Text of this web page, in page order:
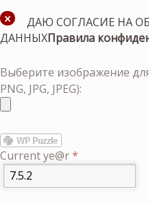
ДАЮ СОГЛАСИЕ НА
ДАННЫХПравила
Выберите изображение
PNG, JPG, JPEG):
Current ye@r*